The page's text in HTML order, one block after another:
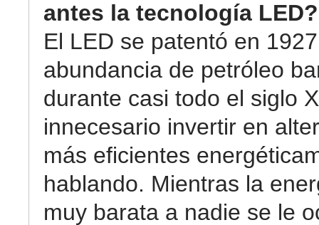
antes la tecnología
El LED se patentó en
abundancia de petróleo
durante casi todo el siglo
innecesario invertir en
más eficientes
hablando. Mientras la
muy barata a nadie se le